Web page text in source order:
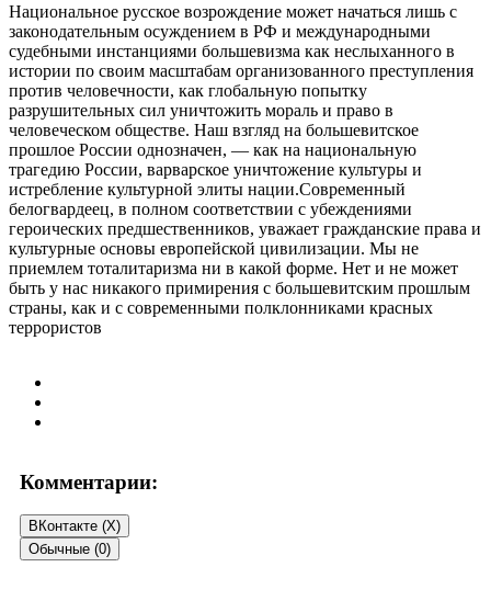
Национальное русское возрождение может начаться лишь с
законодательным осуждением в РФ и международными
судебными инстанциями большевизма как неслыханного в
истории по своим масштабам организованного преступления
против человечности, как глобальную попытку
разрушительных сил уничтожить мораль и право в
человеческом обществе. Наш взгляд на большевитское
прошлое России однозначен, — как на национальную
трагедию России, варварское уничтожение культуры и
истребление культурной элиты нации.Современный
белогвардеец, в полном соответствии с убеждениями
героических предшественников, уважает гражданские права и
культурные основы европейской цивилизации. Мы не
приемлем тоталитаризма ни в какой форме. Нет и не может
быть у нас никакого примирения с большевитским прошлым
страны, как и с современными полклонниками красных
террористов
Комментарии:
ВКонтакте (X)
Обычные (0)